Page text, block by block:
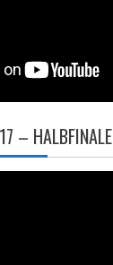
– HALBFINALE